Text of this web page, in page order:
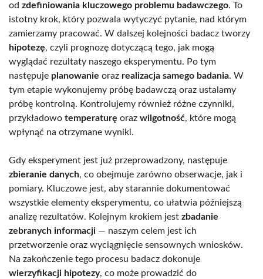
od zdefiniowania kluczowego problemu badawczego. To
istotny krok, który pozwala wytyczyć pytanie, nad którym
zamierzamy pracować. W dalszej kolejności badacz tworzy
hipotezę, czyli prognozę dotyczącą tego, jak mogą
wyglądać rezultaty naszego eksperymentu. Po tym
następuje planowanie oraz realizacja samego badania. W
tym etapie wykonujemy próbę badawczą oraz ustalamy
próbę kontrolną. Kontrolujemy również różne czynniki,
przykładowo temperaturę oraz wilgotność, które mogą
wpłynąć na otrzymane wyniki.
Gdy eksperyment jest już przeprowadzony, następuje
zbieranie danych, co obejmuje zarówno obserwacje, jak i
pomiary. Kluczowe jest, aby starannie dokumentować
wszystkie elementy eksperymentu, co ułatwia późniejszą
analizę rezultatów. Kolejnym krokiem jest zbadanie
zebranych informacji — naszym celem jest ich
przetworzenie oraz wyciągnięcie sensownych wniosków.
Na zakończenie tego procesu badacz dokonuje
wierzyfikacji hipotezy, co może prowadzić do